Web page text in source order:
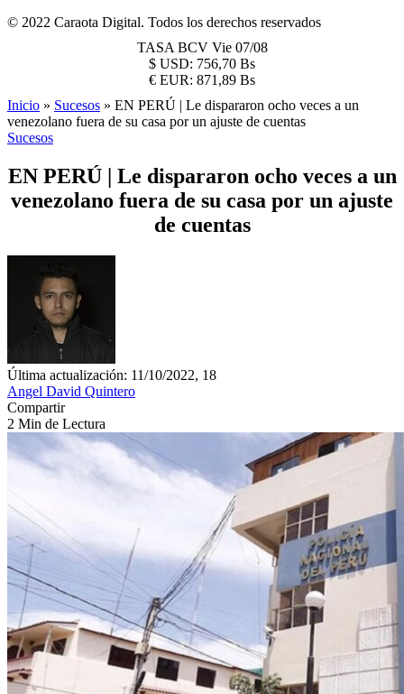
© 2022 Caraota Digital. Todos los derechos reservados
TASA BCV Vie 07/08
$ USD: 756,70 Bs
€ EUR: 871,89 Bs
Inicio » Sucesos » EN PERÚ | Le dispararon ocho veces a un
venezolano fuera de su casa por un ajuste de cuentas
Sucesos
EN PERÚ | Le dispararon ocho veces a un
venezolano fuera de su casa por un ajuste
de cuentas
Última actualización: 11/10/2022, 18
Angel David Quintero
Compartir
2 Min de Lectura